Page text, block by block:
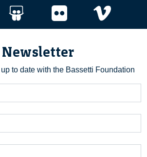
Newsletter
to date with the Bassetti Foundation